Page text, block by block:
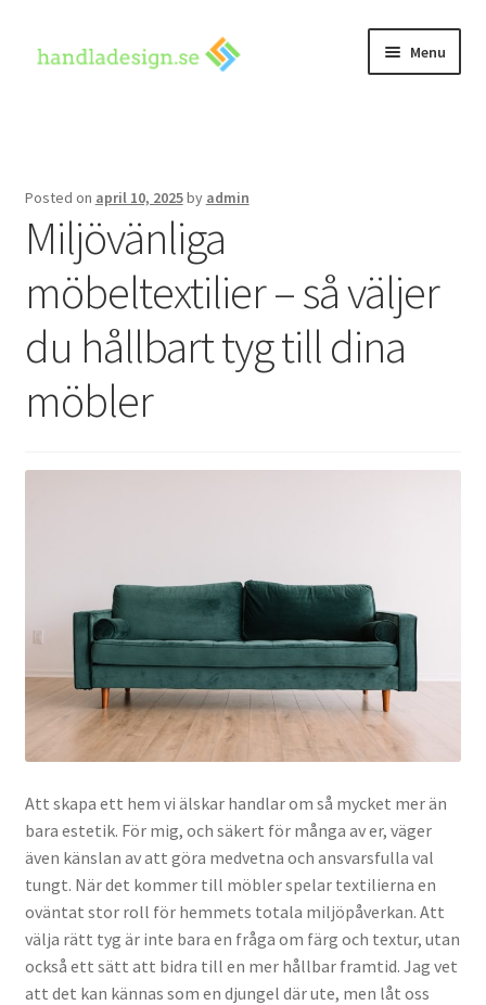
to
to
Menu
Posted on april 10, 2025by admin
Miljövänliga
möbeltextilier – så väljer
du hållbart tyg till dina
möbler
Att skapa ett hem vi älskar handlar om så mycket mer än
bara estetik. För mig, och säkert för många av er, väger
även känslan av att göra medvetna och ansvarsfulla val
tungt. När det kommer till möbler spelar textilierna en
oväntat stor roll för hemmets totala miljöpåverkan. Att
välja rätt tyg är inte bara en fråga om färg och textur, utan
också ett sätt att bidra till en mer hållbar framtid. Jag vet
att det kan kännas som en djungel där ute, men låt oss